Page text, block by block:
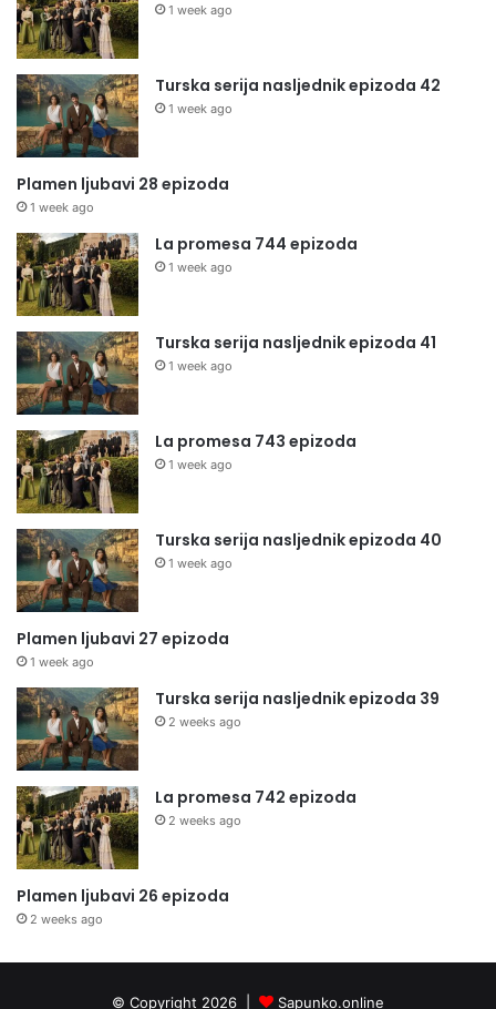
1 week ago
Turska serija nasljednik epizoda 42
1 week ago
Plamen ljubavi 28 epizoda
1 week ago
La promesa 744 epizoda
1 week ago
Turska serija nasljednik epizoda 41
1 week ago
La promesa 743 epizoda
1 week ago
Turska serija nasljednik epizoda 40
1 week ago
Plamen ljubavi 27 epizoda
1 week ago
Turska serija nasljednik epizoda 39
2 weeks ago
La promesa 742 epizoda
2 weeks ago
Plamen ljubavi 26 epizoda
2 weeks ago
© Copyright 2026 | Sapunko.online